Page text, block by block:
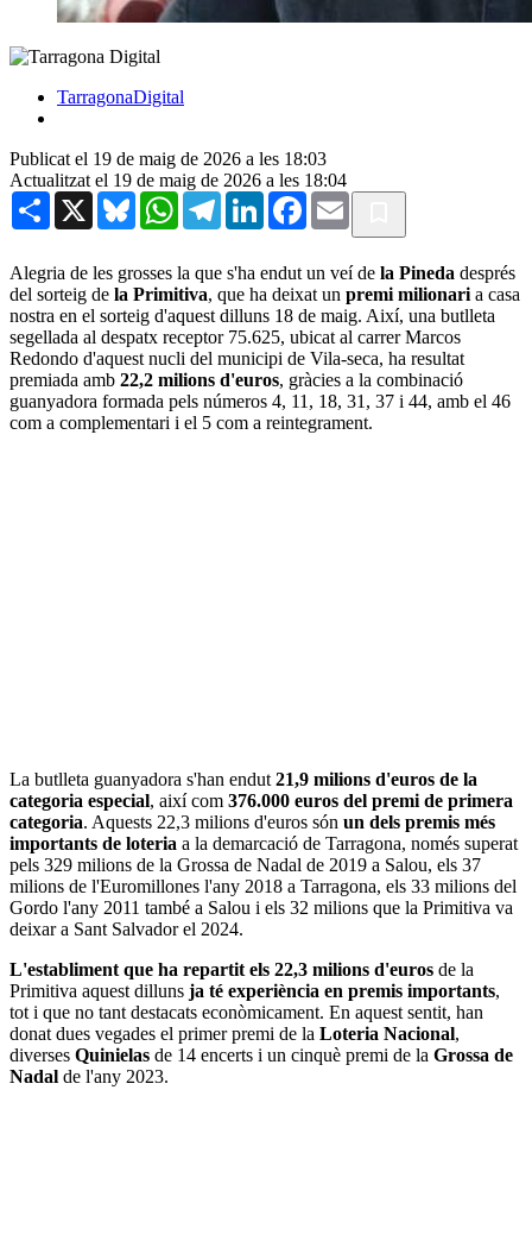
TarragonaDigital
Publicat el 19 de maig de 2026 a les 18:03
Actualitzat el 19 de maig de 2026 a les 18:04
Share X BlueskyWhatsAppTelegramLinkedInFacebook
Email
Alegria de les grosses la que s'ha endut un veí de la Pineda després
del sorteig de la Primitiva, que ha deixat un premi milionari a casa
nostra en el sorteig d'aquest dilluns 18 de maig. Així, una butlleta
segellada al despatx receptor 75.625, ubicat al carrer Marcos
Redondo d'aquest nucli del municipi de Vila-seca, ha resultat
premiada amb 22,2 milions d'euros, gràcies a la combinació
guanyadora formada pels números 4, 11, 18, 31, 37 i 44, amb el 46
com a complementari i el 5 com a reintegrament.
La butlleta guanyadora s'han endut 21,9 milions d'euros de la
categoria especial, així com 376.000 euros del premi de primera
categoria. Aquests 22,3 milions d'euros són un dels premis més
importants de loteria a la demarcació de Tarragona, només superat
pels 329 milions de la Grossa de Nadal de 2019 a Salou, els 37
milions de l'Euromillones l'any 2018 a Tarragona, els 33 milions del
Gordo l'any 2011 també a Salou i els 32 milions que la Primitiva va
deixar a Sant Salvador el 2024.
L'establiment que ha repartit els 22,3 milions d'euros de la
Primitiva aquest dilluns ja té experiència en premis importants,
tot i que no tant destacats econòmicament. En aquest sentit, han
donat dues vegades el primer premi de la Loteria Nacional,
diverses Quinielas de 14 encerts i un cinquè premi de la Grossa de
Nadal de l'any 2023.